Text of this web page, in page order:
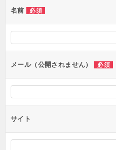
ー
シ
ン
名前 必須
メール（公開されません） 必須
サイト